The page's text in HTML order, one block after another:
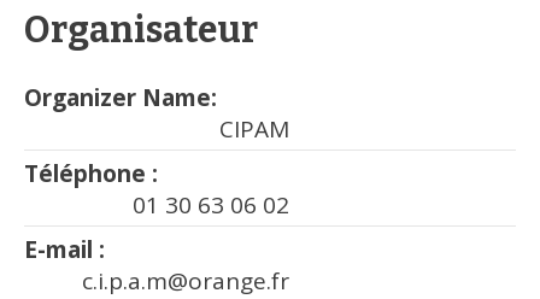
Organisateur
Organizer Name:
CIPAM
Téléphone :
01 30 63 06 02
E-mail :
c.i.p.a.m@orange.fr